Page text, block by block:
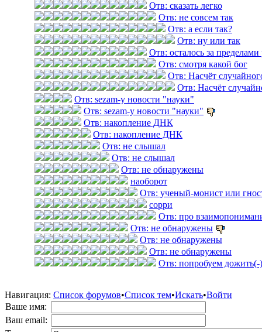
Отв: сказать легко
Отв: не совсем так
Отв: а если так?
Отв: ну или так
Отв: осталось за пределами
Отв: смотря какой бог
Отв: Насчёт
Отв: Насчёт
Отв: sezam-у новости "науки"
Отв: sezam-у новости "науки"
Отв: накопление ДНК
Отв: накопление ДНК
Отв: не слышал
Отв: не слышал
Отв: не обнаружены
наоборот
Отв: ученый-монист или
сорри
Отв: про
Отв: не обнаружены
Отв: не обнаружены
Отв: не обнаружены
Отв: попробуем дожить(-)
Навигация: Список форумов•Список тем•Искать•Войти
Ваше имя:
Ваш email: